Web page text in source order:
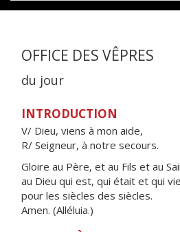
OFFICE DES VÊPRES
du jour
INTRODUCTION
V/ Dieu, viens à mon aide,
R/ Seigneur, à notre secours.
Gloire au Père, et au Fils et au
au Dieu qui est, qui était et qui
pour les siècles des siècles.
Amen. (Alléluia.)